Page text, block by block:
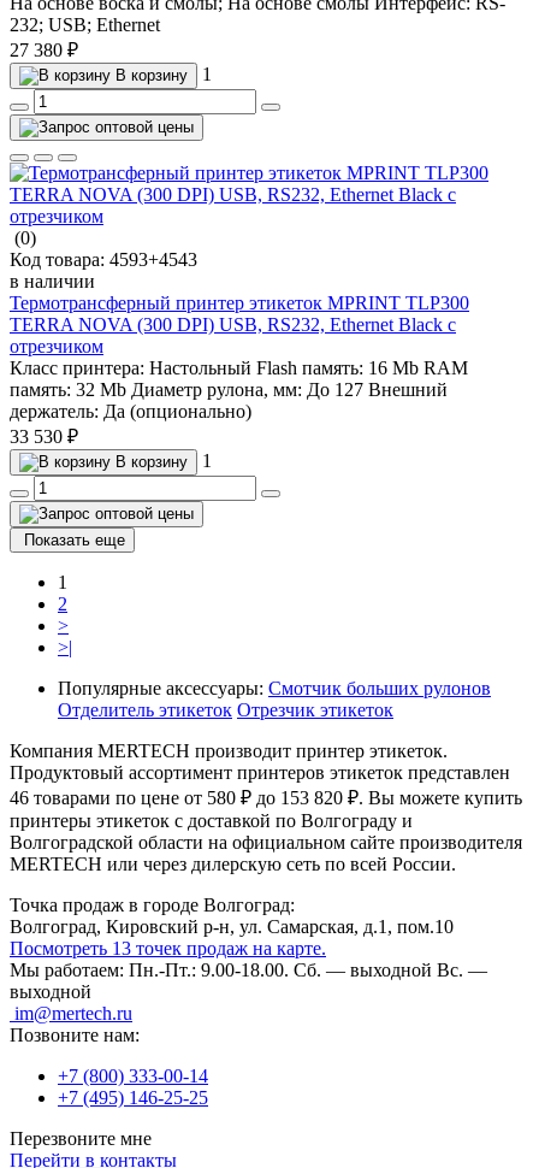
232; USB; Ethernet
27 380 ₽
В корзину 1
(0)
Код товара: 4593+4543
в наличии
Термотрансферный принтер этикеток MPRINT TLP300
TERRA NOVA (300 DPI) USB, RS232, Ethernet Black с
отрезчиком
Класс принтера: Настольный Flash память: 16 Mb RAM
память: 32 Mb Диаметр рулона, мм: До 127 Внешний
держатель: Да (опционально)
33 530 ₽
В корзину 1
Показать еще
1
2
>
>|
Популярные аксессуары: Смотчик больших рулонов
Отделитель этикеток Отрезчик этикеток
Компания MERTECH производит принтер этикеток.
Продуктовый ассортимент принтеров этикеток представлен
46 товарами по цене от 580 ₽ до 153 820 ₽. Вы можете купить
принтеры этикеток с доставкой по Волгограду и
Волгоградской области на официальном сайте производителя
MERTECH или через дилерскую сеть по всей России.
Точка продаж в городе Волгоград:
Волгоград, Кировский р-н, ул. Самарская, д.1, пом.10
Посмотреть 13 точек продаж на карте.
Мы работаем: Пн.-Пт.: 9.00-18.00. Сб. — выходной Вс. —
выходной
im@mertech.ru
Позвоните нам:
+7 (800) 333-00-14
+7 (495) 146-25-25
Перезвоните мне
Перейти в контакты